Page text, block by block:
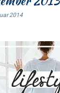
2014